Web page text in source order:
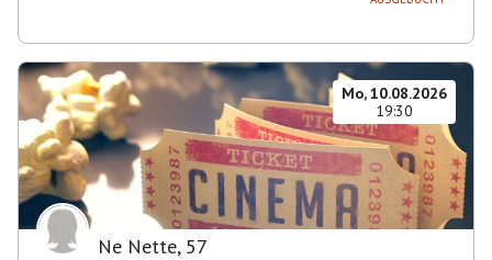
Mo, 10.08.2026
19:30
Ne Nette, 57